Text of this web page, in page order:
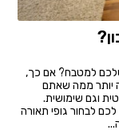
למטבח? אם כך,
יותר ממה שאתם
וגם שימושית.
לבחור גופי תאורה